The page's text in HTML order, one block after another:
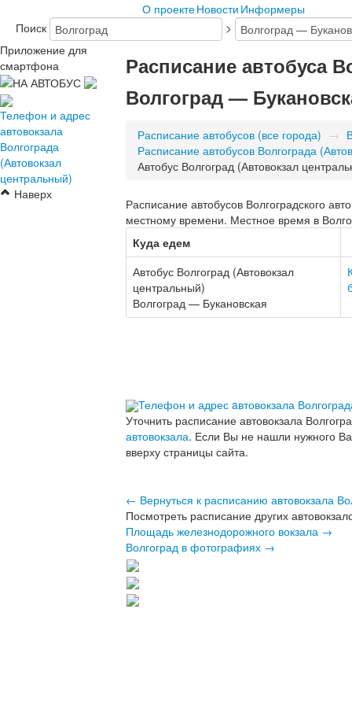
О проектеНовости Информеры
Поиск
>
Приложение для
смартфона
Телефон и адрес
автовокзала
Волгограда
(Автовокзал
центральный)
Наверх
Расписание автобуса
Волгоград —
Расписание автобусов (все города) →
Расписание автобусов Волгограда
Автобус Волгоград (Автовокзал
Расписание автобусов Волгоградского
местному времени. Местное время в
Куда едем
Автобус Волгоград (Автовокзал
центральный)
Волгоград — Букановская
Телефон и адрес aвтовокзала
Уточнить расписание автовокзала
автовокзала. Если Вы не нашли нужного
вверху страницы сайта.
← Вернуться к расписанию автовокзала
Посмотреть расписание других
Площадь железнодорожного вокзала →
Волгоград в фотографиях →